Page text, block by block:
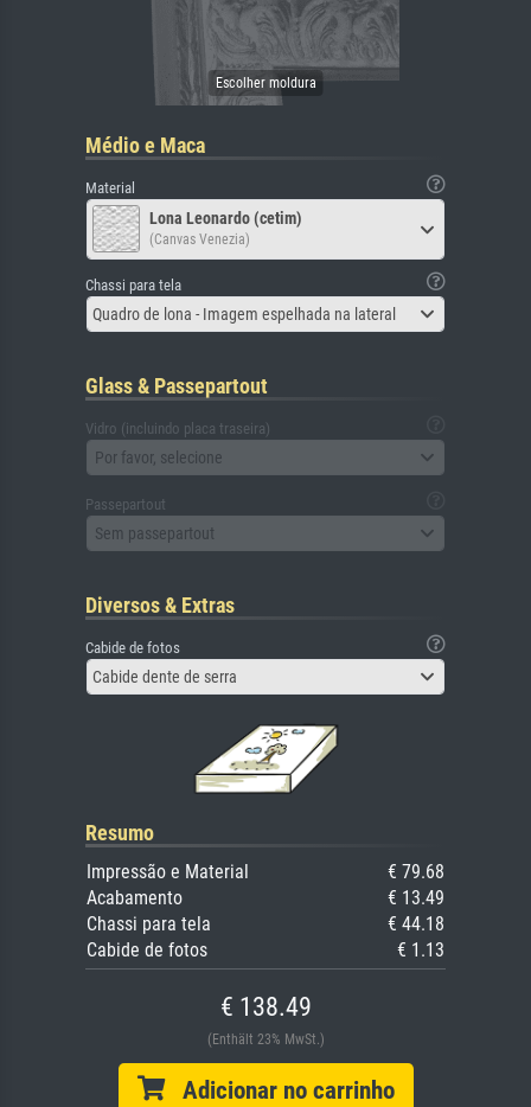
Médio e Maca
Material
Lona Leonardo (cetim)
(Canvas Venezia)
Chassi para tela
Quadro de lona - Imagem espelhada na lateral
Glass & Passepartout
Vidro (incluindo placa traseira)
Por favor, selecione
Passepartout
Sem passepartout
Diversos & Extras
Cabide de fotos
Cabide dente de serra
Resumo
Impressão e Material
€ 79.68
Acabamento
€ 13.49
Chassi para tela
€ 44.18
Cabide de fotos
€ 1.13
€ 138.49
(Enthält 23% MwSt.)
Adicionar no carrinho